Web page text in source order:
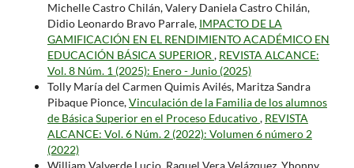
Michelle Castro Chilán, Valery Daniela Castro Chilán,
Didio Leonardo Bravo Parrale, IMPACTO DE LA
GAMIFICACIÓN EN EL RENDIMIENTO ACADÉMICO EN
EDUCACIÓN BÁSICA SUPERIOR , REVISTA ALCANCE:
Vol. 8 Núm. 1 (2025): Enero - Junio (2025)
Tolly María del Carmen Quimis Avilés, Maritza Sandra
Pibaque Pionce,Vinculación de la Familia de los alumnos
de Básica Superior en el Proceso Educativo, REVISTA
ALCANCE: Vol. 6 Núm. 2 (2022): Volumen 6 número 2
(2022)